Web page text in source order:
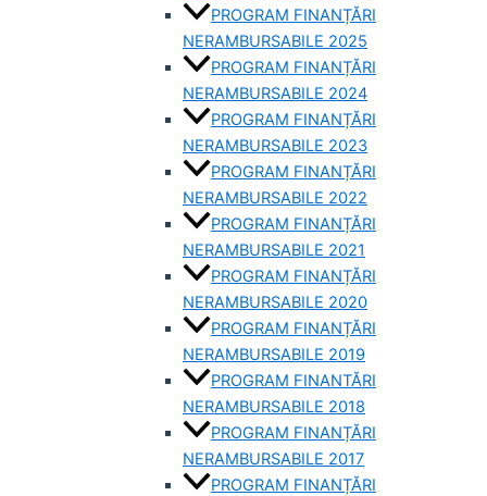
PROGRAM FINANȚĂRI
NERAMBURSABILE 2025
PROGRAM FINANȚĂRI
NERAMBURSABILE 2024
PROGRAM FINANȚĂRI
NERAMBURSABILE 2023
PROGRAM FINANȚĂRI
NERAMBURSABILE 2022
PROGRAM FINANȚĂRI
NERAMBURSABILE 2021
PROGRAM FINANȚĂRI
NERAMBURSABILE 2020
PROGRAM FINANȚĂRI
NERAMBURSABILE 2019
PROGRAM FINANTĂRI
NERAMBURSABILE 2018
PROGRAM FINANȚĂRI
NERAMBURSABILE 2017
PROGRAM FINANȚĂRI